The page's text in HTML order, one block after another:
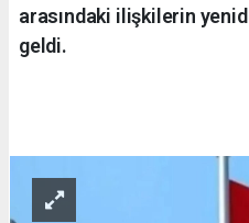
arasındaki ilişkilerin
geldi.